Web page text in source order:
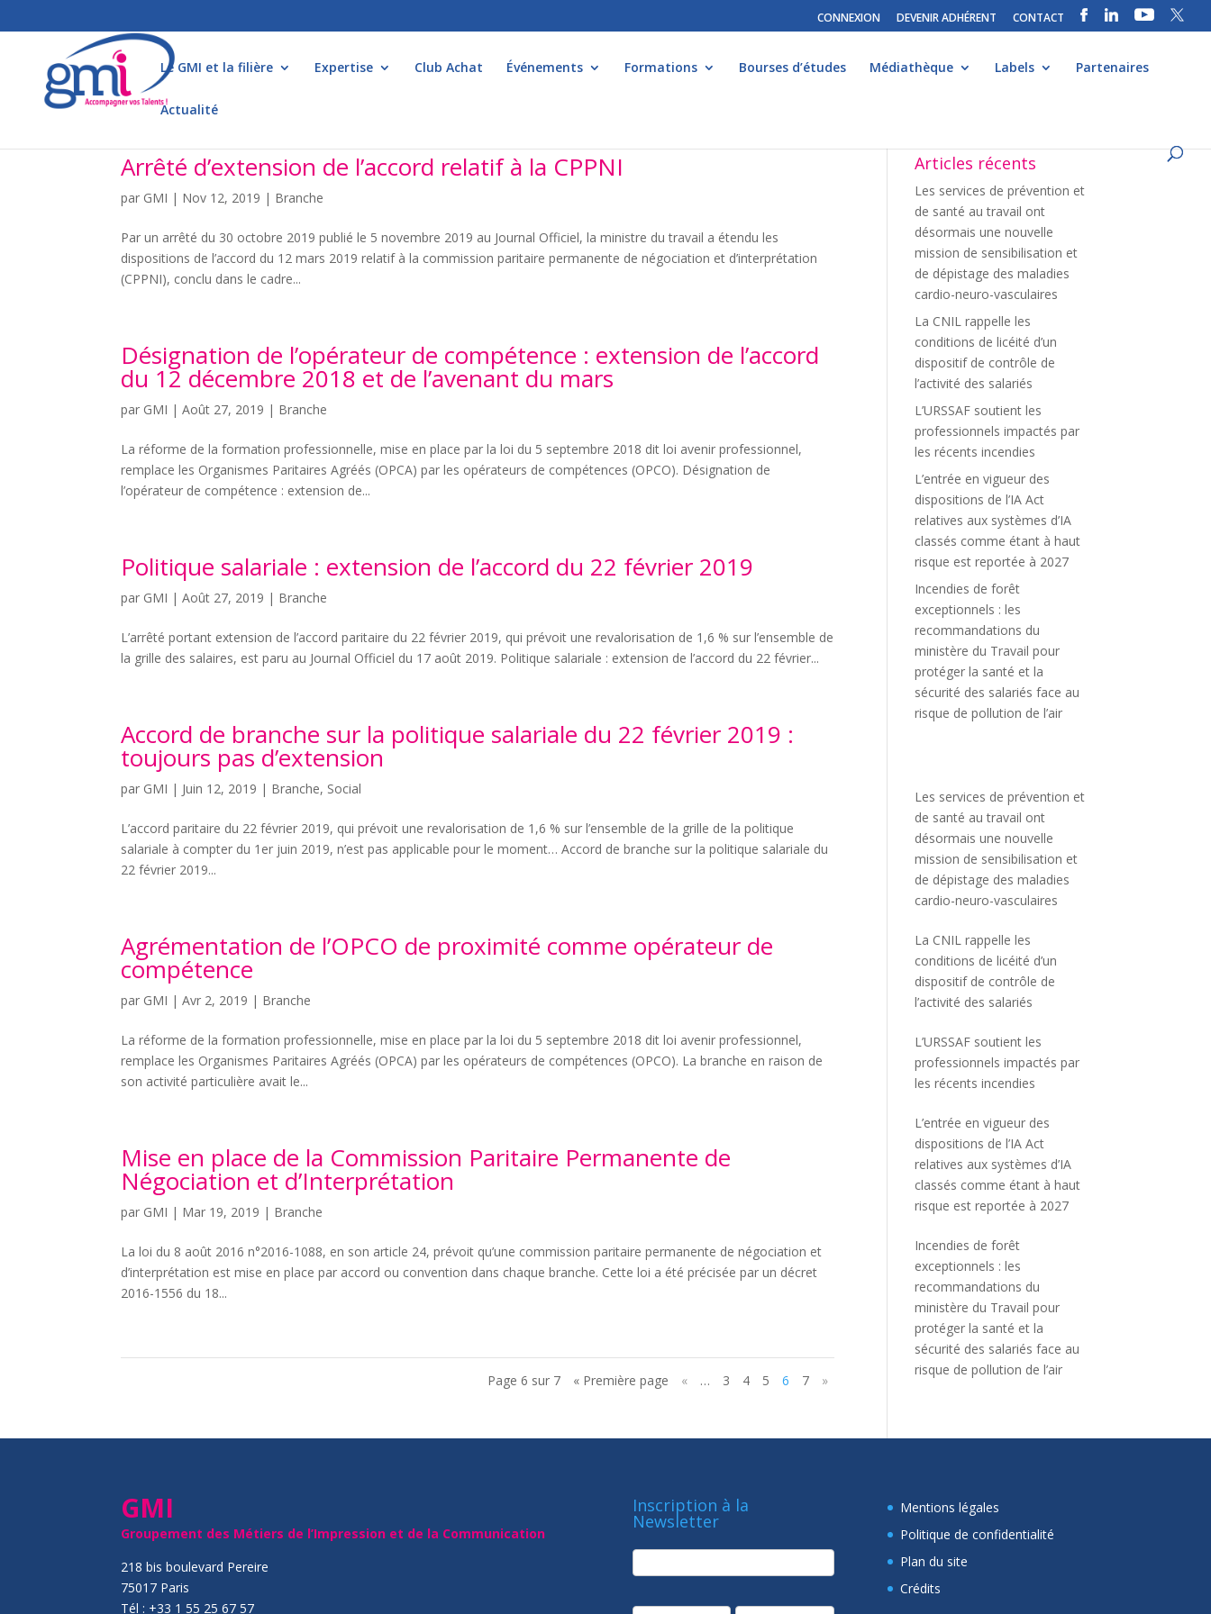
CONNEXION DEVENIR ADHÉRENT CONTACT
Le GMI et la filière Expertise Club Achat Événements Formations Bourses d’études Médiathèque Labels Partenaires
Actualité
Arrêté d’extension de l’accord relatif à la CPPNI
par GMI | Nov 12, 2019 | Branche
Par un arrêté du 30 octobre 2019 publié le 5 novembre 2019 au Journal Officiel, la ministre du travail a étendu les
dispositions de l’accord du 12 mars 2019 relatif à la commission paritaire permanente de négociation et d’interprétation
(CPPNI), conclu dans le cadre...
Désignation de l’opérateur de compétence : extension de l’accord
du 12 décembre 2018 et de l’avenant du mars
par GMI |Août 27, 2019 | Branche
La réforme de la formation professionnelle, mise en place par la loi du 5 septembre 2018 dit loi avenir professionnel,
remplace les Organismes Paritaires Agréés (OPCA) par les opérateurs de compétences (OPCO). Désignation de
l’opérateur de compétence : extension de...
Politique salariale : extension de l’accord du 22 février 2019
par GMI |Août 27, 2019 | Branche
L’arrêté portant extension de l’accord paritaire du 22 février 2019, qui prévoit une revalorisation de 1,6 % sur l’ensemble de
la grille des salaires, est paru au Journal Officiel du 17 août 2019. Politique salariale : extension de l’accord du 22 février...
Accord de branche sur la politique salariale du 22 février 2019 :
toujours pas d’extension
par GMI | Juin 12, 2019 | Branche, Social
L’accord paritaire du 22 février 2019, qui prévoit une revalorisation de 1,6 % sur l’ensemble de la grille de la politique
salariale à compter du 1er juin 2019, n’est pas applicable pour le moment… Accord de branche sur la politique salariale du
22 février 2019...
Agrémentation de l’OPCO de proximité comme opérateur de
compétence
par GMI |Avr 2, 2019 | Branche
La réforme de la formation professionnelle, mise en place par la loi du 5 septembre 2018 dit loi avenir professionnel,
remplace les Organismes Paritaires Agréés (OPCA) par les opérateurs de compétences (OPCO). La branche en raison de
son activité particulière avait le...
Mise en place de la Commission Paritaire Permanente de
Négociation et d’Interprétation
par GMI | Mar 19, 2019 | Branche
La loi du 8 août 2016 n°2016-1088, en son article 24, prévoit qu’une commission paritaire permanente de négociation et
d’interprétation est mise en place par accord ou convention dans chaque branche. Cette loi a été précisée par un décret
2016-1556 du 18...
Page 6 sur 7 « Première page « … 3 4 5 6 7 »
Articles récents
Les services de prévention et
de santé au travail ont
désormais une nouvelle
mission de sensibilisation et
de dépistage des maladies
cardio-neuro-vasculaires
La CNIL rappelle les
conditions de licéité d’un
dispositif de contrôle de
l’activité des salariés
L’URSSAF soutient les
professionnels impactés par
les récents incendies
L’entrée en vigueur des
dispositions de l’IA Act
relatives aux systèmes d’IA
classés comme étant à haut
risque est reportée à 2027
Incendies de forêt
exceptionnels : les
recommandations du
ministère du Travail pour
protéger la santé et la
sécurité des salariés face au
risque de pollution de l’air
Les services de prévention et
de santé au travail ont
désormais une nouvelle
mission de sensibilisation et
de dépistage des maladies
cardio-neuro-vasculaires
La CNIL rappelle les
conditions de licéité d’un
dispositif de contrôle de
l’activité des salariés
L’URSSAF soutient les
professionnels impactés par
les récents incendies
L’entrée en vigueur des
dispositions de l’IA Act
relatives aux systèmes d’IA
classés comme étant à haut
risque est reportée à 2027
Incendies de forêt
exceptionnels : les
recommandations du
ministère du Travail pour
protéger la santé et la
sécurité des salariés face au
risque de pollution de l’air
GMI
Groupement des Métiers de l’Impression et de la Communication
218 bis boulevard Pereire
75017 Paris
Tél : +33 1 55 25 67 57
Inscription à la
Newsletter
newsletter
Mentions légales
Politique de confidentialité
Plan du site
Crédits